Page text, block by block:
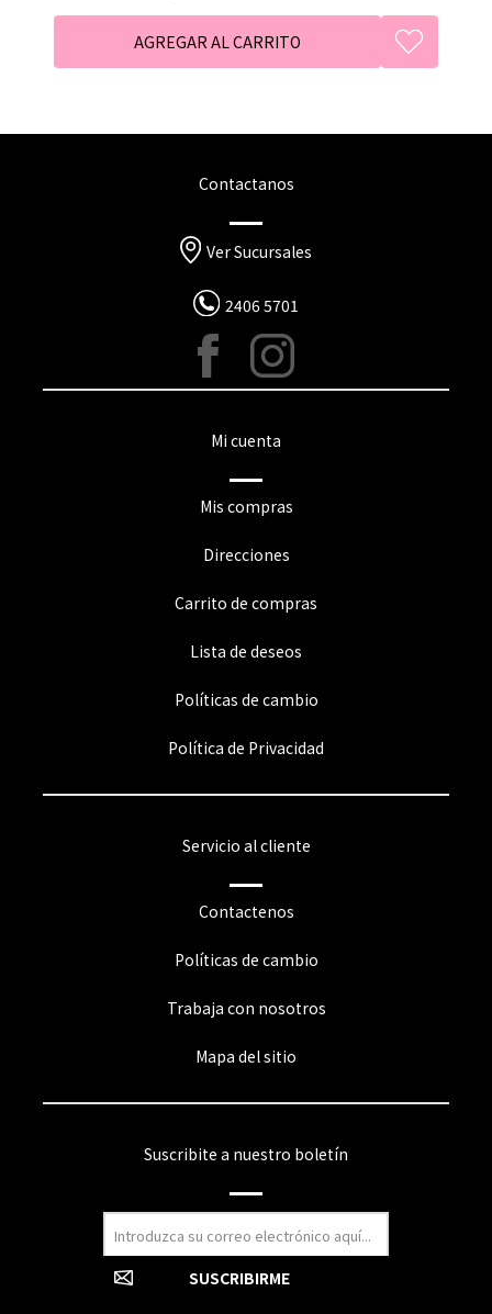
Contactanos
Ver Sucursales
2406 5701
Mi cuenta
Mis compras
Direcciones
Carrito de compras
Lista de deseos
Políticas de cambio
Política de Privacidad
Servicio al cliente
Contactenos
Políticas de cambio
Trabaja con nosotros
Mapa del sitio
Suscribite a nuestro boletín